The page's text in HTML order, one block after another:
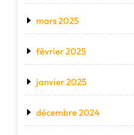
mars 2025
février 2025
janvier 2025
décembre 2024